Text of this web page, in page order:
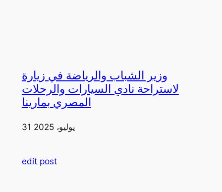
وزير الشباب والرياضة في زيارة
لاستراحة نادي السيارات والرحلات
المصري بمارينا
31 يوليو، 2025
edit post